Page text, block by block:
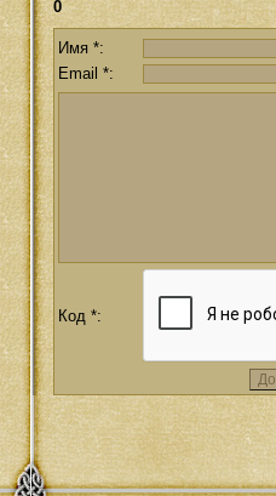
0
Имя *:
Email *:
Код *: